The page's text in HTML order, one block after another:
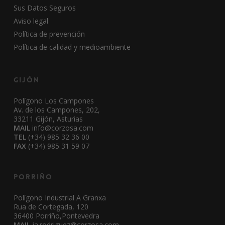
Sus Datos Seguros
Aviso legal
Política de prevención
Política de calidad y medioambiente
Gijón
Polígono Los Campones
Av. de los Campones, 202,
33211 Gijón, Asturias
MAIL info@corzosa.com
TEL (+34) 985 32 36 00
FAX(+34) 985 31 59 07
Porriño
Polígono Industrial A Granxa
Rua de Cortegada, 120
36400 Porriño,Pontevedra